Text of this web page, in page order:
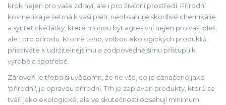
krok nejen pro vaše zdraví, ale i pro životní prostředí. Přírodní
kosmetika je šetrná k vaší pleti, neobsahuje škodlivé chemikálie
a syntetické látky, které mohou být agresivní nejen pro vaši pleť,
ale i pro přírodu. Kromě toho, volbou ekologických produktů
přispíváte k udržitelnějšímu a zodpovědnějšímu přístupu k
výrobě a spotřebě.
Zároveň je třeba si uvědomit, že ne vše, co je označeno jako
'přírodní', je opravdu přírodní. Trh je zaplaven produkty, které se
tváří jako ekologické, ale ve skutečnosti obsahují minimum